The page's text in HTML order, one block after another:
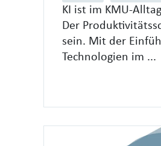
KI ist im
Der
sein. Mit der
Technologien im ...